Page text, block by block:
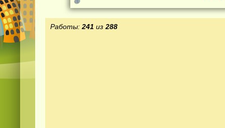
Работы: 241 из 288